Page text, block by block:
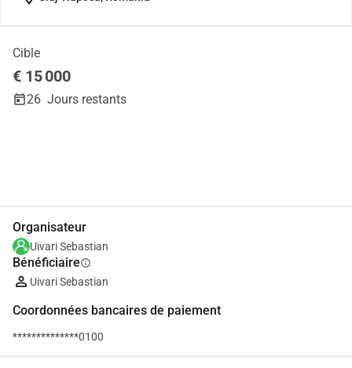
Cible
€ 15 000
26 Jours restants
Organisateur
Uivari Sebastian
Bénéficiaireinfo
Uivari Sebastian
Coordonnées bancaires de paiement
**************0100